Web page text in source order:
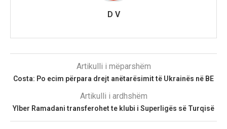
D V
Artikulli i mëparshëm
Costa: Po ecim përpara drejt anëtarësimit të Ukrainës në BE
Artikulli i ardhshëm
Ylber Ramadani transferohet te klubi i Superligës së Turqisë